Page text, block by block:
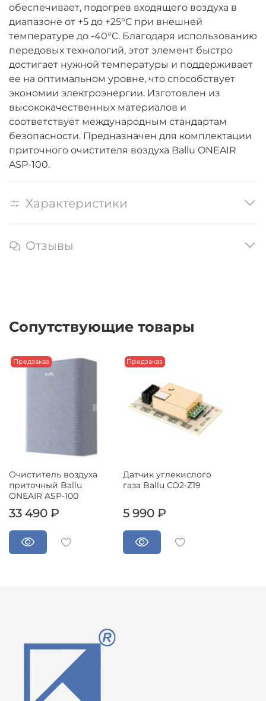
обеспечивает, подогрев входящего воздуха в
диапазоне от +5 до +25°C при внешней
температуре до -40°C. Благодаря использованию
передовых технологий, этот элемент быстро
достигает нужной температуры и поддерживает
ее на оптимальном уровне, что способствует
экономии электроэнергии. Изготовлен из
высококачественных материалов и
соответствует международным стандартам
безопасности. Предназначен для комплектации
приточного очистителя воздуха Ballu ONEAIR
ASP-100.
Характеристики
Отзывы
Сопутствующие товары
Предзаказ
Очиститель воздуха
приточный Ballu
ONEAIR ASP-100
33 490 ₽
Предзаказ
Датчик углекислого
газа Ballu CO2-Z19
5 990 ₽